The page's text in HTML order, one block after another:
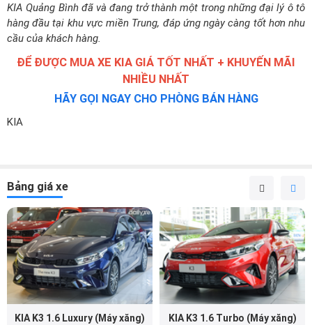
KIA Quảng Bình đã và đang trở thành một trong những đại lý ô tô
hàng đầu tại khu vực miền Trung, đáp ứng ngày càng tốt hơn nhu
cầu của khách hàng.
ĐỂ ĐƯỢC MUA XE KIA GIÁ TỐT NHẤT + KHUYẾN MÃI
NHIỀU NHẤT
HÃY GỌI NGAY CHO PHÒNG BÁN HÀNG
KIA
Bảng giá xe
KIA K3 1.6 Luxury (Máy xăng) KIA K3 1.6 Turbo (Máy xăng)